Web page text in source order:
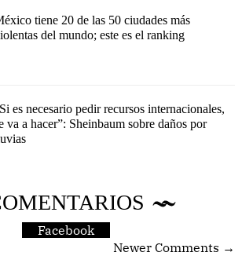
tiene 20 de las 50 ciudades más
del mundo; este es el ranking
es necesario pedir recursos internacionales,
va a hacer”: Sheinbaum sobre daños por
Facebook
Newer Comments →